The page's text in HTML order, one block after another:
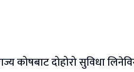
कोषबाट दोहोरो सुविधा